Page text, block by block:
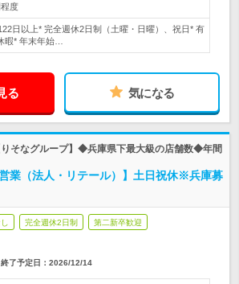
度
日以上* 完全週休2日制（土曜・日曜）、祝日* 有
暇* 年末年始…
る 気になる
そなグループ】◆兵庫県下最大級の店舗数◆年間
業（法人・リテール）】土日祝休※兵庫募
完全週休2日制 第二新卒歓迎
終了予定日： 2026/12/14